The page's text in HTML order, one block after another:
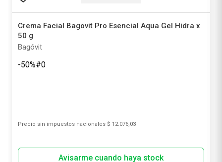
Crema Facial Bagovit Pro Esencial Aqua Gel Hidra x
50 g
Bagóvit
-50%#0
Precio sin impuestos nacionales $ 12.076,03